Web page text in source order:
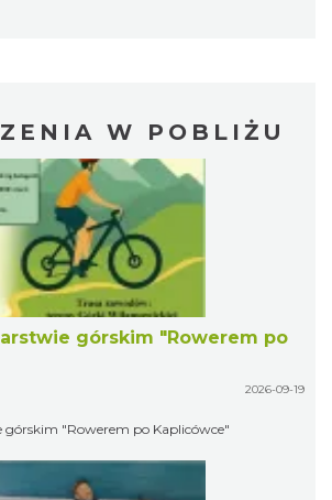
W POBLIŻU
górskim "Rowerem po
2026-09-19
"Rowerem po Kaplicówce"